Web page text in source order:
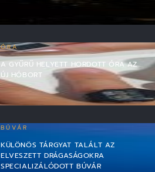
ÓRA
A GYŰRŰ HELYETT HORDOTT ÓRA AZ
ÚJ HÓBORT
BÚVÁR
KÜLÖNÖS TÁRGYAT TALÁLT AZ
ELVESZETT DRÁGASÁGOKRA
SPECIALIZÁLÓDOTT BÚVÁR